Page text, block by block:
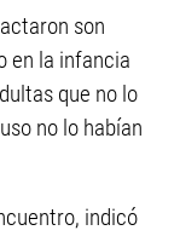
son
en la infancia
que no lo
no lo habían
indicó